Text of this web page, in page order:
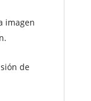
imagen
de